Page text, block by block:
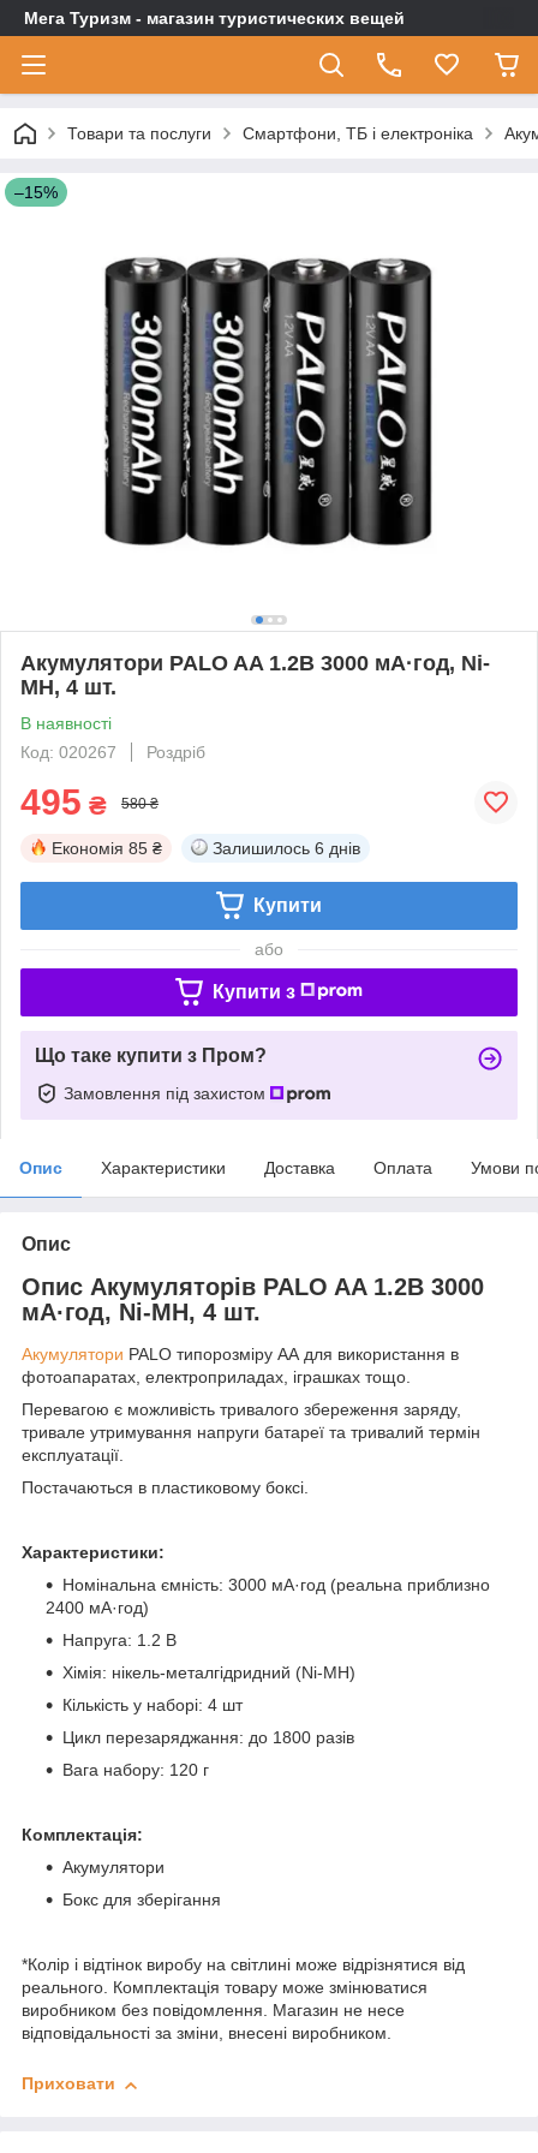
Мега Туризм - магазин туристических вещей
Товари та послуги Смартфони, ТБ і електроніка
–15%
Акумулятори PALO AA 1.2В 3000 мА·год, Ni-
MH, 4 шт.
В наявності
Код: 020267
Роздріб
495 ₴ 580 ₴
Економія 85 ₴ Залишилось 6 днів
Купити
або
Купити з
Що таке купити з Пром?
Замовлення під захистом
Опис Характеристики Доставка Оплата Умови
Опис
Опис Акумуляторів PALO AA 1.2В 3000
мА·год, Ni-MH, 4 шт.
Акумулятори PALO типорозміру АА для використання в
фотоапаратах, електроприладах, іграшках тощо.
Перевагою є можливість тривалого збереження заряду,
тривале утримування напруги батареї та тривалий термін
експлуатації.
Постачаються в пластиковому боксі.
Характеристики:
Номінальна ємність: 3000 мА·год (реальна приблизно
2400 мА·год)
Напруга: 1.2 В
Хімія: нікель-металгідридний (Ni-MH)
Кількість у наборі: 4 шт
Цикл перезаряджання: до 1800 разів
Вага набору: 120 г
Комплектація:
Акумулятори
Бокс для зберігання
*Колір і відтінок виробу на світлині може відрізнятися від
реального. Комплектація товару може змінюватися
виробником без повідомлення. Магазин не несе
відповідальності за зміни, внесені виробником.
Приховати